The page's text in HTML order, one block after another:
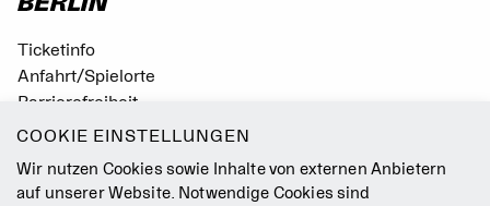
Ticketinfo
Anfahrt/Spielorte
Barrierefreiheit
Leichte Sprache
Leitbild
COOKIE EINSTELLUNGEN
Wir nutzen Cookies sowie Inhalte von externen Anbietern
auf unserer Website. Notwendige Cookies sind